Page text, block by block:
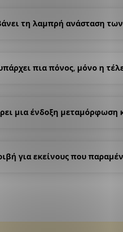
τη λαμπρή ανάσταση
πια πόνος, μόνο η
μια ένδοξη μεταμόρφωση
για εκείνους που